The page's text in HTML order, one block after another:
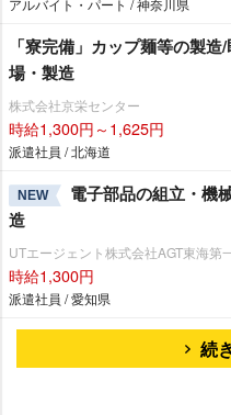
アルバイト・パート / 神奈川県
「寮完備」カップ麺等の製
場・製造
株式会社京栄センター
時給1,300円～1,625円
派遣社員 / 北海道
NEW
電子部品の組立・機
造
UTエージェント株式会社AGT東海第
時給1,300円
派遣社員 / 愛知県
続